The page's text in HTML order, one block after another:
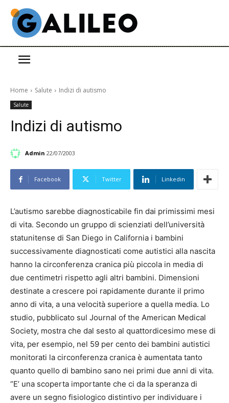
Home Salute Indizi di autismo
Salute
Indizi di autismo
Admin 22/07/2003
Facebook Twitter Linkedin
L’autismo sarebbe diagnosticabile fin dai primissimi mesi
di vita. Secondo un gruppo di scienziati dell’università
statunitense di San Diego in California i bambini
successivamente diagnosticati come autistici alla nascita
hanno la circonferenza cranica più piccola in media di
due centimetri rispetto agli altri bambini. Dimensioni
destinate a crescere poi rapidamente durante il primo
anno di vita, a una velocità superiore a quella media. Lo
studio, pubblicato sul Journal of the American Medical
Society, mostra che dal sesto al quattordicesimo mese di
vita, per esempio, nel 59 per cento dei bambini autistici
monitorati la circonferenza cranica è aumentata tanto
quanto quello di bambino sano nei primi due anni di vita.
“E’ una scoperta importante che ci da la speranza di
avere un segno fisiologico distintivo per individuare i